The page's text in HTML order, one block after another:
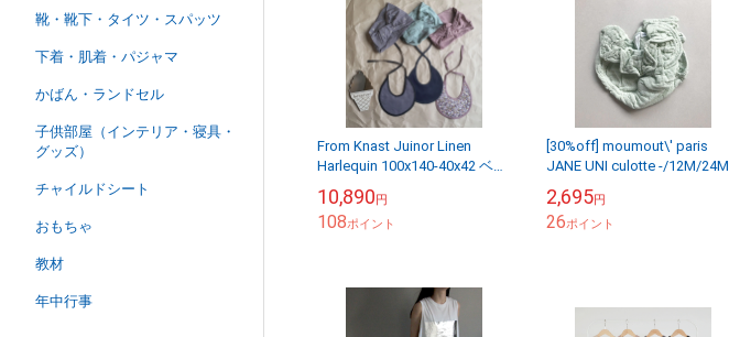
靴・靴下・タイツ・スパッツ
下着・肌着・パジャマ
かばん・ランドセル
子供部屋（インテリア・寝具・
グッズ）
チャイルドシート
おもちゃ
教材
年中行事
From Knast Juinor Linen
Harlequin 100x140-40x42 ベッ
...
10,890円
108ポイント
[30%off] moumout\' paris
JANE UNI culotte -/12M/24M
2,695円
26ポイント